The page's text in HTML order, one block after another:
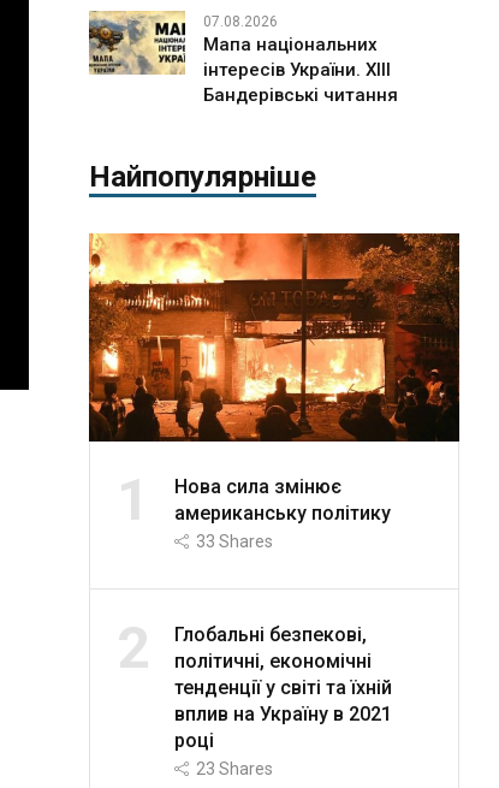
07.08.2026
Мапа національних
інтересів України. ХІІІ
Бандерівські читання
Найпопулярніше
1
Нова сила змінює
американську політику
33 Shares
2
Глобальні безпекові,
політичні, економічні
тенденції у світі та їхній
вплив на Україну в 2021
році
23 Shares